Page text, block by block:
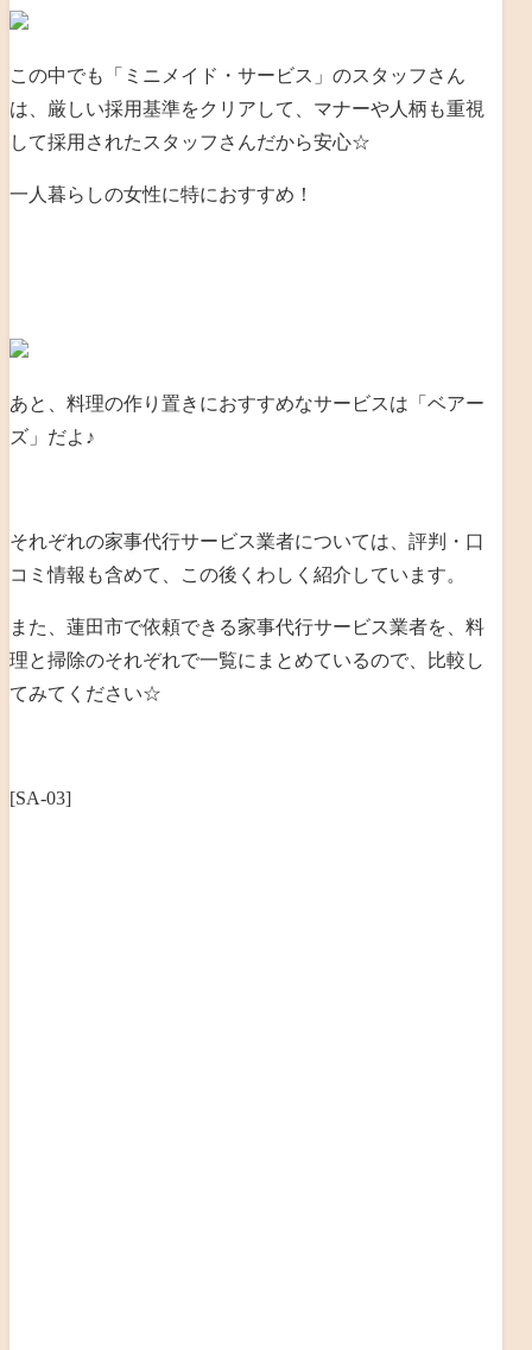
この中でも「ミニメイド・サービス」のスタッフさん
は、厳しい採用基準をクリアして、マナーや人柄も重視
して採用されたスタッフさんだから安心☆
一人暮らしの女性に特におすすめ！
あと、料理の作り置きにおすすめなサービスは「ベアー
ズ」だよ♪
それぞれの家事代行サービス業者については、評判・口
コミ情報も含めて、この後くわしく紹介しています。
また、蓮田市で依頼できる家事代行サービス業者を、料
理と掃除のそれぞれで一覧にまとめているので、比較し
てみてください☆
[SA-03]